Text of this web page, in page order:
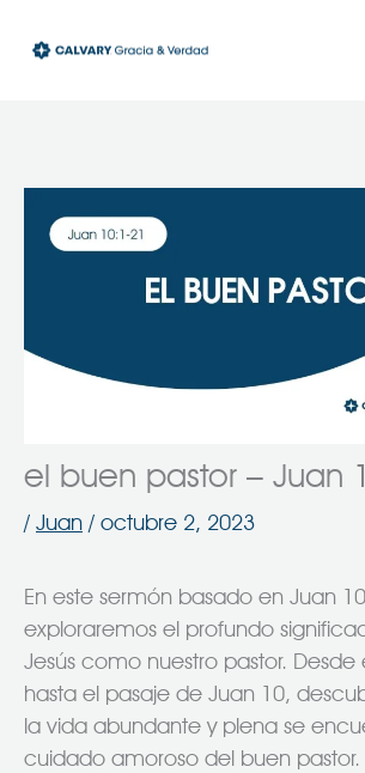
el buen pastor – Juan
/ Juan / octubre 2, 2023
En este sermón basado en Juan
exploraremos el profundo
Jesús como nuestro pastor. Desde
hasta el pasaje de Juan 10,
la vida abundante y plena se
cuidado amoroso del buen pastor.